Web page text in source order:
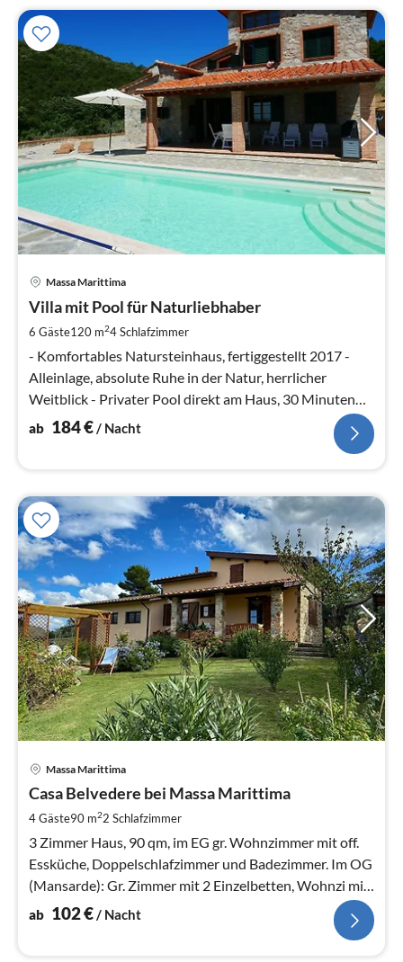
Massa Marittima
Villa mit Pool für Naturliebhaber
6 Gäste120 m24Schlafzimmer
- Komfortables Natursteinhaus, fertiggestellt 2017 -
Alleinlage, absolute Ruhe in der Natur, herrlicher
Weitblick - Privater Pool direkt am Haus, 30 Minuten
zum Meer
ab 184€/ Nacht
Massa Marittima
Casa Belvedere bei Massa Marittima
4 Gäste90 m22 Schlafzimmer
3 Zimmer Haus, 90 qm, im EG gr. Wohnzimmer mit off.
Essküche, Doppelschlafzimmer und Badezimmer. Im OG
(Mansarde): Gr. Zimmer mit 2 Einzelbetten, Wohnzi mit
Sofa, kleines Bad.
ab 102€/ Nacht